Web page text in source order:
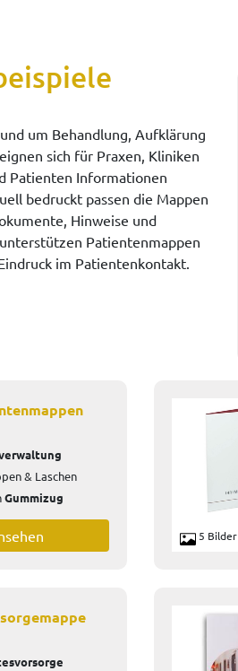
um Behandlung, Aufklärung
sich für Praxen, Kliniken
Patienten Informationen
bedruckt passen die Mappen
Hinweise und
Patientenmappen
im Patientenkontakt.
& Laschen
Gummizug
5 Bilder